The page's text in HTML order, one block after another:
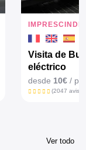
Visita de
eléctrico
desde 10€ /
(2047
Ver todo